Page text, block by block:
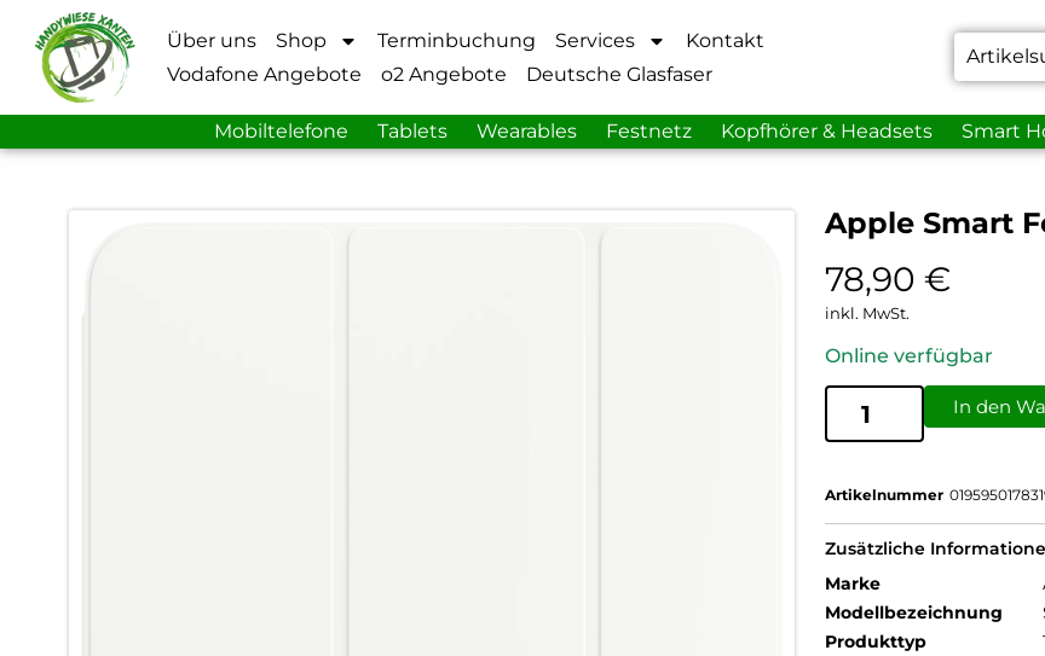
Über uns Shop Terminbuchung Services
Kontakt
Vodafone Angebote
o2 Angebote Deutsche Glasfaser
Mobiltelefone Tablets Wearables Festnetz Kopfhörer & Headsets Smart
Apple Smart
78,90 €
inkl. MwSt.
Online verfügbar
In den
Artikelnummer
Zusätzliche
Marke
Modellbezeichnung
Produkttyp